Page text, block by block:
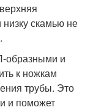
скамью не
образными и
к ножкам
трубы. Это
и поможет